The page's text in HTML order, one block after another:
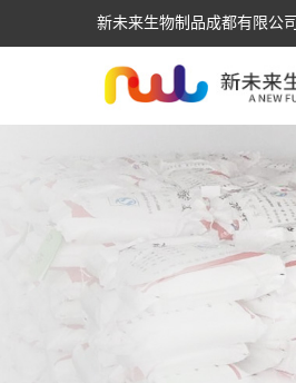
新未来生物制品成都有限公司